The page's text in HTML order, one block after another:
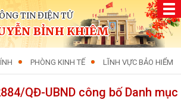
TIN ĐIỆN TỬ
BỈNH KHIÊM
PHÒNG KINH TẾ LĨNH VỰC BẢO HIỂM
QĐ-UBND công bố Danh mục